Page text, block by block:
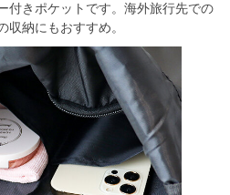
付きポケットです。海外旅行先での
納にもおすすめ。